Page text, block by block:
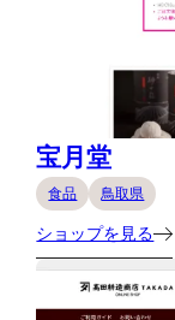
宝月堂
食品 鳥取県
ショップを見る